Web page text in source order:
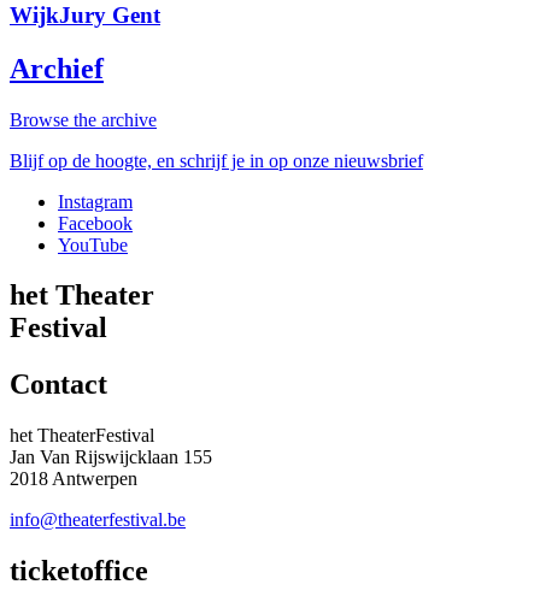
WijkJury Gent
Archief
Browse the archive
Blijf op de hoogte, en schrijf je in op onze nieuwsbrief
Instagram
Facebook
YouTube
het Theater
Festival
Contact
het TheaterFestival
Jan Van Rijswijcklaan 155
2018 Antwerpen
info@theaterfestival.be
ticketoffice